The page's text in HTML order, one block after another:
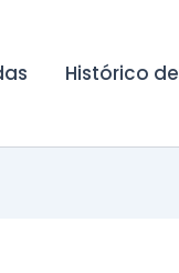
Histórico